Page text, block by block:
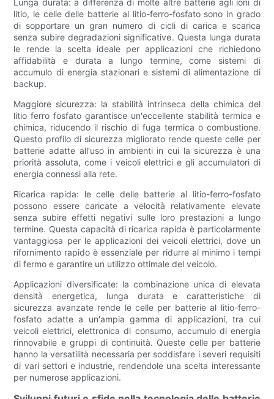
Lunga durata: a differenza di molte altre batterie agli ioni di
litio, le celle delle batterie al litio-ferro-fosfato sono in grado
di sopportare un gran numero di cicli di carica e scarica
senza subire degradazioni significative. Questa lunga durata
le rende la scelta ideale per applicazioni che richiedono
affidabilità e durata a lungo termine, come sistemi di
accumulo di energia stazionari e sistemi di alimentazione di
backup.
Maggiore sicurezza: la stabilità intrinseca della chimica del
litio ferro fosfato garantisce un'eccellente stabilità termica e
chimica, riducendo il rischio di fuga termica o combustione.
Questo profilo di sicurezza migliorato rende queste celle per
batterie adatte all'uso in ambienti in cui la sicurezza è una
priorità assoluta, come i veicoli elettrici e gli accumulatori di
energia connessi alla rete.
Ricarica rapida: le celle delle batterie al litio-ferro-fosfato
possono essere caricate a velocità relativamente elevate
senza subire effetti negativi sulle loro prestazioni a lungo
termine. Questa capacità di ricarica rapida è particolarmente
vantaggiosa per le applicazioni dei veicoli elettrici, dove un
rifornimento rapido è essenziale per ridurre al minimo i tempi
di fermo e garantire un utilizzo ottimale del veicolo.
Applicazioni diversificate: la combinazione unica di elevata
densità energetica, lunga durata e caratteristiche di
sicurezza avanzate rende le celle per batterie al litio-ferro-
fosfato adatte a un'ampia gamma di applicazioni, tra cui
veicoli elettrici, elettronica di consumo, accumulo di energia
rinnovabile e gruppi di continuità. Queste celle per batterie
hanno la versatilità necessaria per soddisfare i severi requisiti
di vari settori e industrie, rendendole una scelta interessante
per numerose applicazioni.